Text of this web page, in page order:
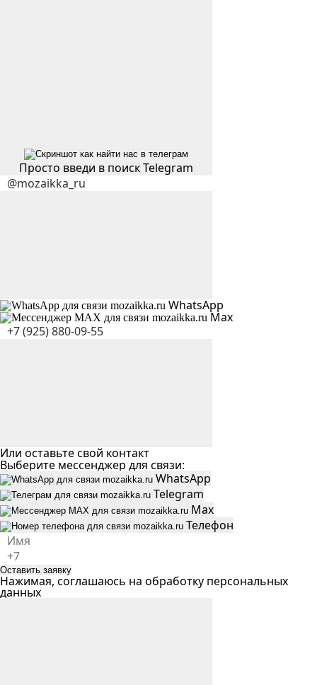
Просто введи в поиск Telegram
WhatsApp
Max
Или оставьте свой контакт
Выберите мессенджер для связи:
WhatsApp
Telegram
Max
Телефон
Оставить заявку
Нажимая, соглашаюсь на обработку персональных
данных